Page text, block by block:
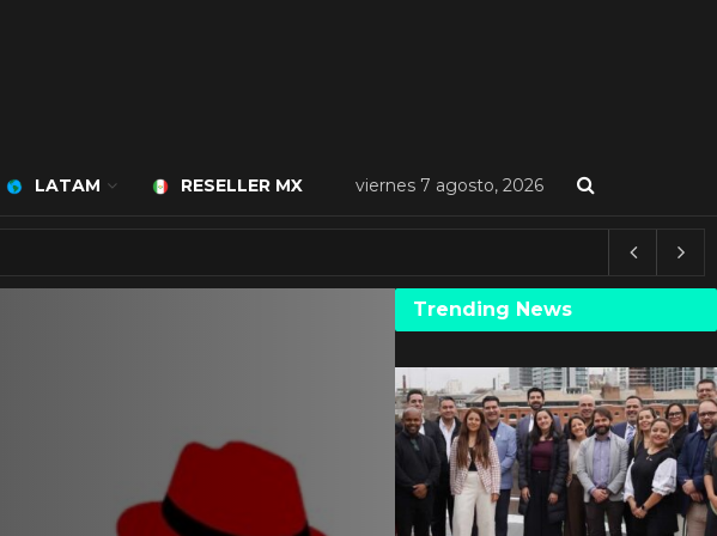
LATAM RESELLER MX viernes 7 agosto, 2026
Trending News